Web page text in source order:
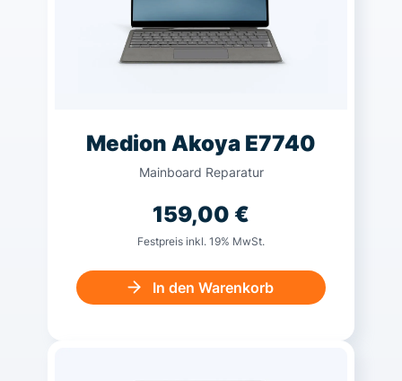
Medion Akoya E7740
Mainboard Reparatur
159,00 €
Festpreis inkl. 19% MwSt.
In den Warenkorb